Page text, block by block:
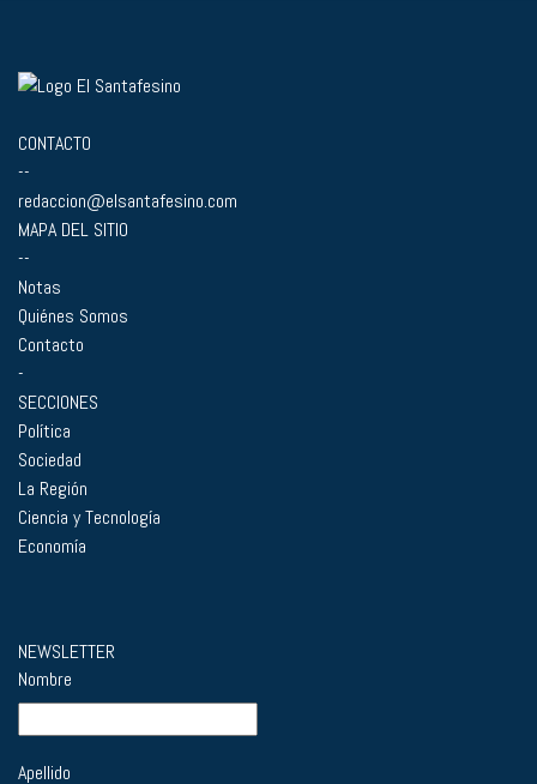
CONTACTO
--
redaccion@elsantafesino.com
MAPA DEL SITIO
--
Notas
Quiénes Somos
Contacto
-
SECCIONES
Política
Sociedad
La Región
Ciencia y Tecnología
Economía
NEWSLETTER
Nombre
Apellido